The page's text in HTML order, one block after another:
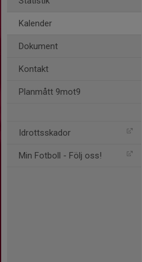
Kalender
Dokument
Kontakt
Planmått 9mot9
Idrottsskador
Min Fotboll - Följ oss!